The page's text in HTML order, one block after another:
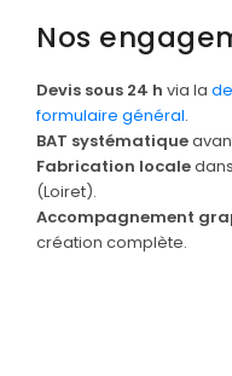
Nos
Devis sous 24 h via la
formulaire général.
BAT systématique
Fabrication locale
(Loiret).
Accompagnement
création complète.